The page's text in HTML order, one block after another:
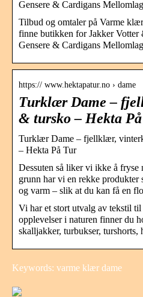
Gensere & Cardigans
Tilbud og omtaler på Varme
finne butikken for Jakker Votter
Gensere & Cardigans Mellomlag
https:// www.hektapatur.no › dame
Turklær Dame –
& tursko – Hekta
Turklær Dame – fjellklær,
– Hekta På Tur
Dessuten så liker vi ikke å fryse
grunn har vi en rekke produkter
og varm – slik at du kan få en
Vi har et stort utvalg av tekstil
opplevelser i naturen finner du
skalljakker, turbukser, turshorts,
Keywords: varme klær dame